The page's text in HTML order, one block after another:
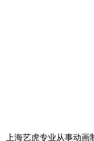
上海艺虎专业从事动画